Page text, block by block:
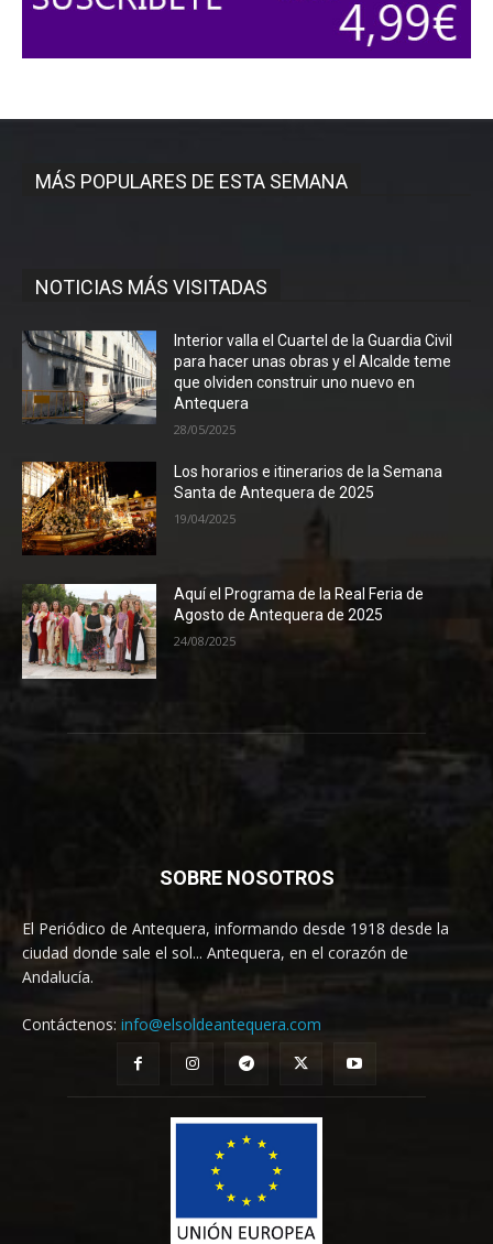
MÁS POPULARES DE ESTA SEMANA
NOTICIAS MÁS VISITADAS
Interior valla el Cuartel de la Guardia Civil
para hacer unas obras y el Alcalde teme
que olviden construir uno nuevo en
Antequera
28/05/2025
Los horarios e itinerarios de la Semana
Santa de Antequera de 2025
19/04/2025
Aquí el Programa de la Real Feria de
Agosto de Antequera de 2025
24/08/2025
SOBRE NOSOTROS
El Periódico de Antequera, informando desde 1918 desde la
ciudad donde sale el sol... Antequera, en el corazón de
Andalucía.
Contáctenos: info@elsoldeantequera.com